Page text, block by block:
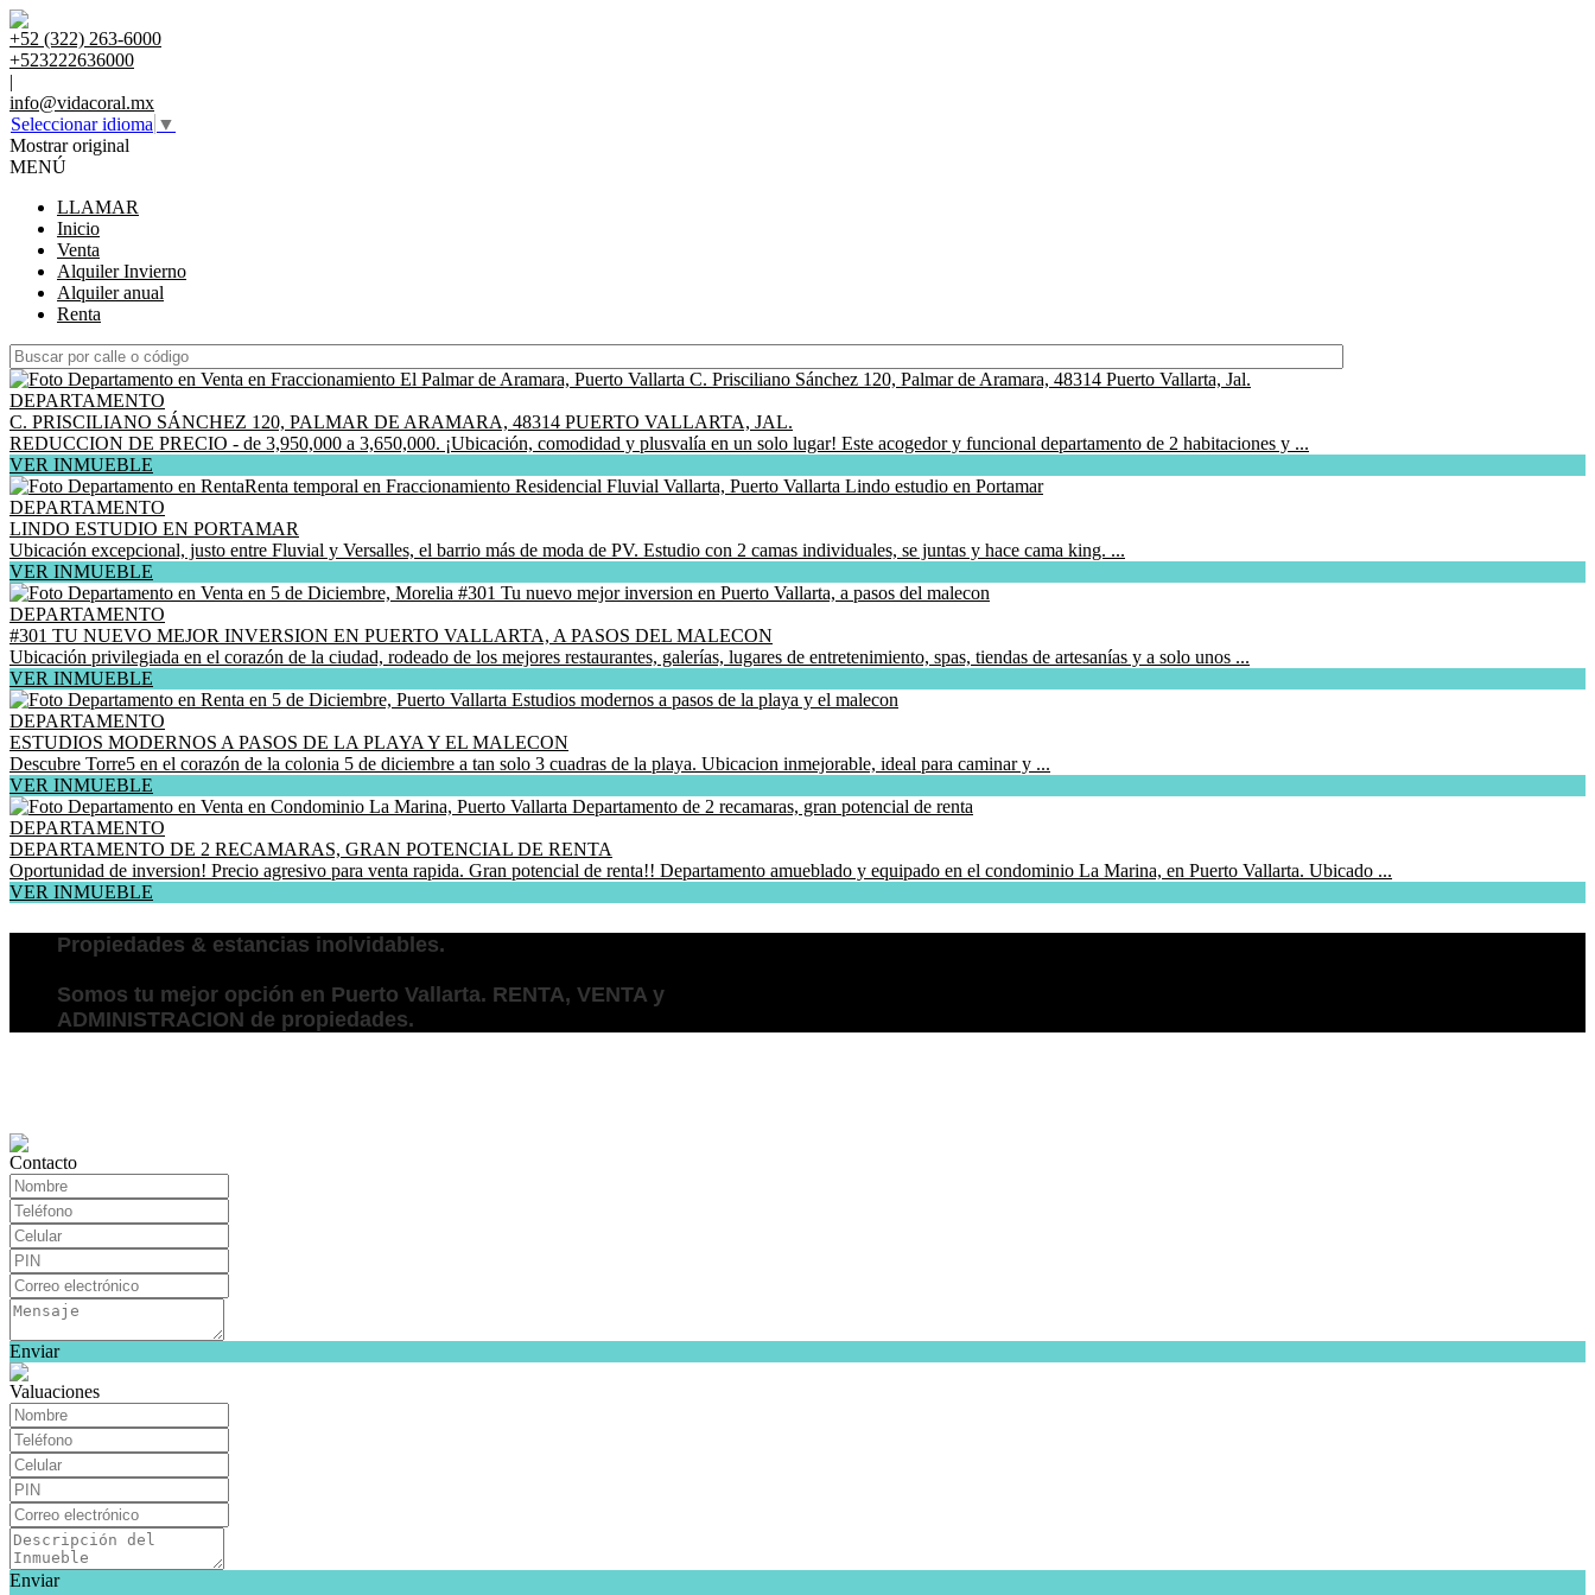
+52 (322) 263-6000
+523222636000
|
info@vidacoral.mx
Seleccionar idioma ▼
Mostrar original
MENÚ
LLAMAR
Inicio
Venta
Alquiler Invierno
Alquiler anual
Renta
DEPARTAMENTO
C. PRISCILIANO SÁNCHEZ 120, PALMAR DE ARAMARA, 48314 PUERTO VALLARTA, JAL.
REDUCCION DE PRECIO - de 3,950,000 a 3,650,000. ¡Ubicación, comodidad y plusvalía en un solo lugar! Este acogedor y funcional departamento de 2 habitaciones y ...
VER INMUEBLE
DEPARTAMENTO
LINDO ESTUDIO EN PORTAMAR
Ubicación excepcional, justo entre Fluvial y Versalles, el barrio más de moda de PV. Estudio con 2 camas individuales, se juntas y hace cama king. ...
VER INMUEBLE
DEPARTAMENTO
#301 TU NUEVO MEJOR INVERSION EN PUERTO VALLARTA, A PASOS DEL MALECON
Ubicación privilegiada en el corazón de la ciudad, rodeado de los mejores restaurantes, galerías, lugares de entretenimiento, spas, tiendas de artesanías y a solo unos ...
VER INMUEBLE
DEPARTAMENTO
ESTUDIOS MODERNOS A PASOS DE LA PLAYA Y EL MALECON
Descubre Torre5 en el corazón de la colonia 5 de diciembre a tan solo 3 cuadras de la playa. Ubicacion inmejorable, ideal para caminar y ...
VER INMUEBLE
DEPARTAMENTO
DEPARTAMENTO DE 2 RECAMARAS, GRAN POTENCIAL DE RENTA
Oportunidad de inversion! Precio agresivo para venta rapida. Gran potencial de renta!! Departamento amueblado y equipado en el condominio La Marina, en Puerto Vallarta. Ubicado ...
VER INMUEBLE
Propiedades & estancias inolvidables.
Somos tu mejor opción en Puerto Vallarta. RENTA, VENTA y
ADMINISTRACION de propiedades.
Contacto
Enviar
Valuaciones
Enviar